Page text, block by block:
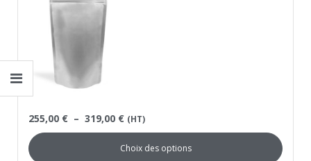
255,00 € – 319,00 € (HT)
Choix des options